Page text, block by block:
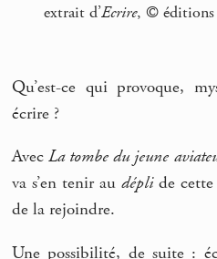
extrait d’Ecrire, © éditions
Qu’est-ce qui provoque,
écrire ?
AvecLa tombe du jeune
va s’en tenir audéplide cette
de la rejoindre.
Une possibilité, de suite :